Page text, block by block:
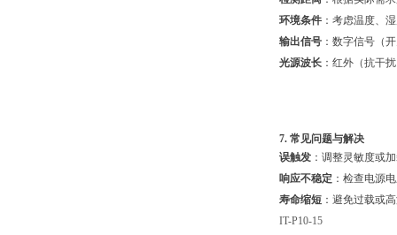
环境条件 ：考虑温度、
输出信号 ：数字信号（
光源波长 ：红外（抗干
7. 常见问题与解决
误触发 ：调整灵敏度或
响应不稳定 ：检查电源
寿命缩短 ：避免过载或
IT-P10-15